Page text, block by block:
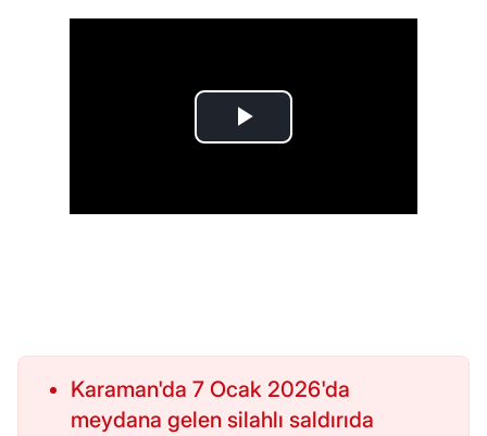
Karaman'da 7 Ocak 2026'da
meydana gelen silahlı saldırıda